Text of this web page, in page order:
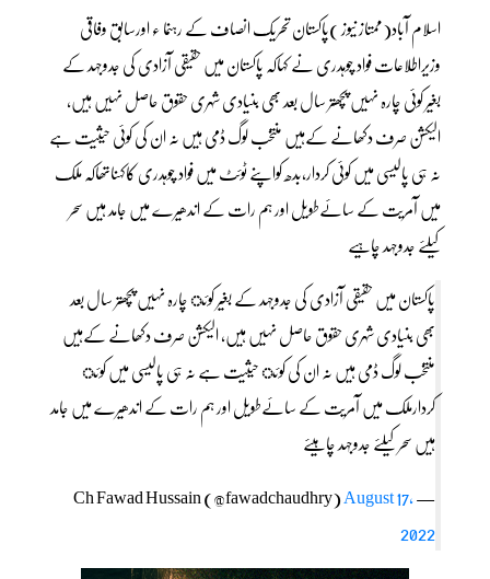
اسلام آباد(ممتاز نیوز )پاکستان تحریک انصاف کے رہنما ء اورسابق وفاقی
وزیراطلاعات فواد چوہدری نے کہاکہ پاکستان میں حقیقی آزادی کی جدوجہد کے
بغیر کوئی چارہ نہیں پچھتر سال بعد بھی بنیادی شہری حقوق حاصل نہیں ہیں،
الیکشن صرف دکھانے کےہیں منتخب لوگ ڈمی ہیں نہ ان کی کوئی حیثیت ہے
نہ ہی پالیسی میں کوئی کردار،بدھ کواپنے ٹوئٹ میں فواد چوہدری کاکہناتھاکہ ملک
میں آمریت کے سائےطویل اور ہم رات کے اندھیرے میں جامد ہیں سحر
کیلئے جدوجہد چاہیے
پاکستان میں حقیقی آزادی کی جدوجہد کے بغیر کوئ چارہ نہیں پچھتر سال بعد
بھی بنیادی شہری حقوق حاصل نہیں ہیں، الیکشن صرف دکھانے کےہیں
منتخب لوگ ڈمی ہیں نہ ان کی کوئ حیثیت ہے نہ ہی پالیسی میں کوئ
کردارملک میں آمریت کے سائےطویل اور ہم رات کے اندھیرے میں جامد
ہیں سحر کیلئے جدوجہد چاہیئے
— Ch Fawad Hussain (@fawadchaudhry)
August 17,
2022